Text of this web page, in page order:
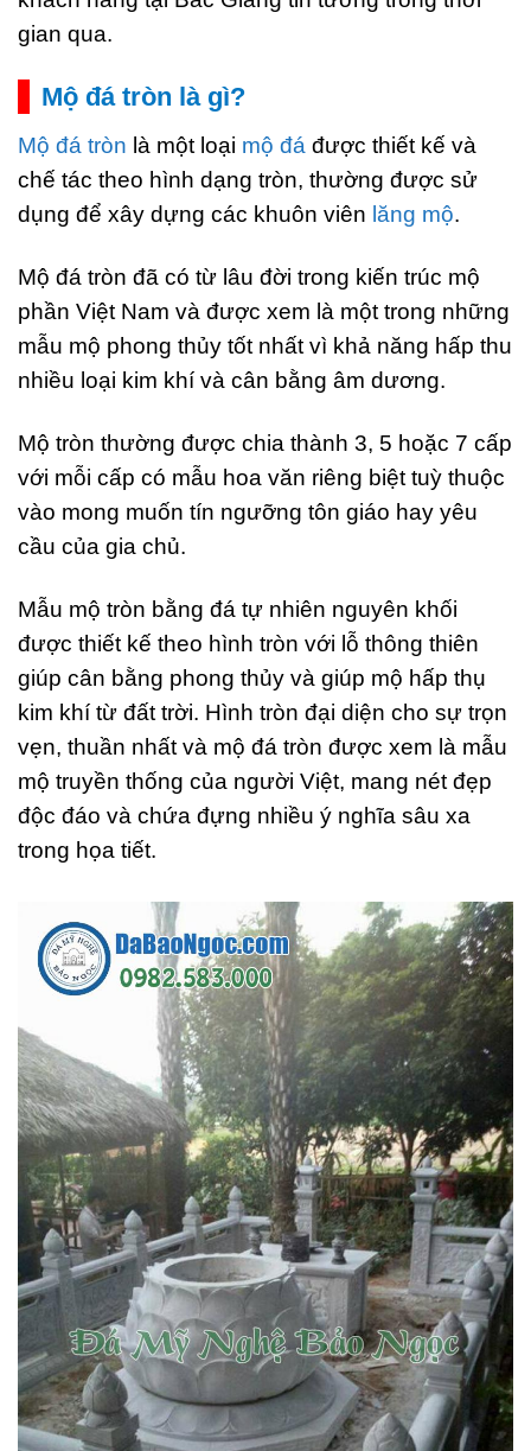
gian qua.
Mộ đá tròn là gì?
Mộ đá tròn là một loại mộ đá được thiết kế và
chế tác theo hình dạng tròn, thường được sử
dụng để xây dựng các khuôn viên lăng mộ.
Mộ đá tròn đã có từ lâu đời trong kiến trúc mộ
phần Việt Nam và được xem là một trong những
mẫu mộ phong thủy tốt nhất vì khả năng hấp thu
nhiều loại kim khí và cân bằng âm dương.
Mộ tròn thường được chia thành 3, 5 hoặc 7 cấp
với mỗi cấp có mẫu hoa văn riêng biệt tuỳ thuộc
vào mong muốn tín ngưỡng tôn giáo hay yêu
cầu của gia chủ.
Mẫu mộ tròn bằng đá tự nhiên nguyên khối
được thiết kế theo hình tròn với lỗ thông thiên
giúp cân bằng phong thủy và giúp mộ hấp thụ
kim khí từ đất trời. Hình tròn đại diện cho sự trọn
vẹn, thuần nhất và mộ đá tròn được xem là mẫu
mộ truyền thống của người Việt, mang nét đẹp
độc đáo và chứa đựng nhiều ý nghĩa sâu xa
trong họa tiết.